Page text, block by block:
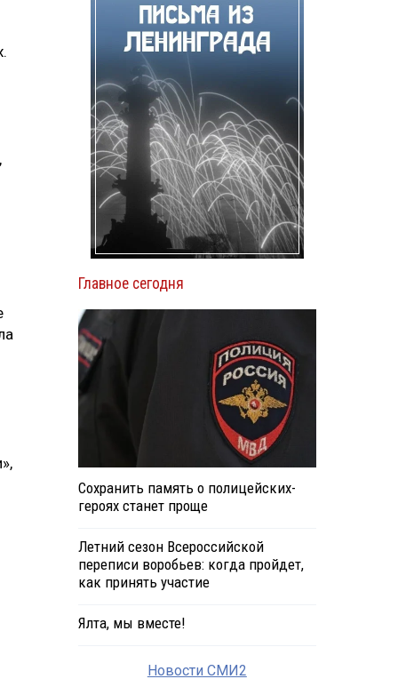
Главное сегодня
Сохранить память о полицейских-
героях станет проще
Летний сезон Всероссийской
переписи воробьев: когда пройдет,
как принять участие
Ялта, мы вместе!
Новости СМИ2